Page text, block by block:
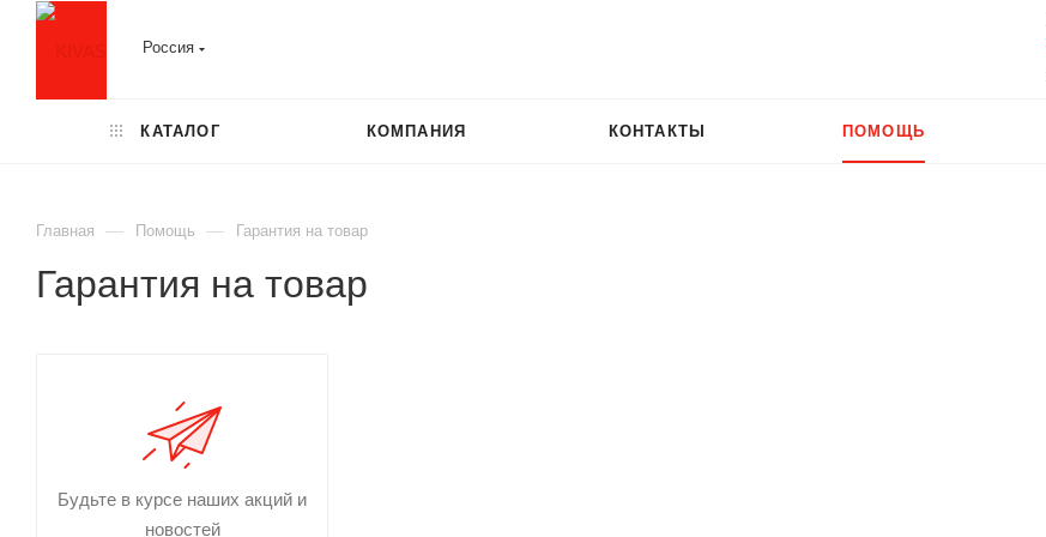
Россия
КАТАЛОГ КОМПАНИЯ КОНТАКТЫ ПОМОЩЬ
Главная — Помощь — Гарантия на товар
Гарантия на товар
Будьте в курсе наших акций и
новостей